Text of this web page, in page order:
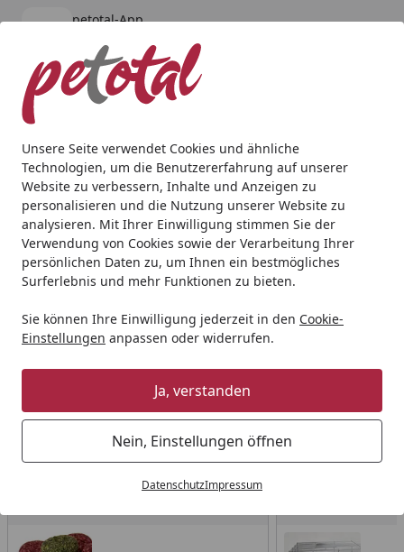
Unsere Seite verwendet Cookies und ähnliche
Technologien, um die Benutzererfahrung auf unserer
Website zu verbessern, Inhalte und Anzeigen zu
personalisieren und die Nutzung unserer Website zu
analysieren. Mit Ihrer Einwilligung stimmen Sie der
Verwendung von Cookies sowie der Verarbeitung Ihrer
persönlichen Daten zu, um Ihnen ein bestmögliches
Surferlebnis und mehr Funktionen zu bieten.
Sie können Ihre Einwilligung jederzeit in den Cookie-
Einstellungen anpassen oder widerrufen.
Ja, verstanden
Nein, Einstellungen öffnen
DatenschutzImpressum
petotal-App
kostenlos - Im App Store
Alle Produkte
Mein Konto
Suchen
Kleintier
Startseite
Kleintier
Wählen Sie Ihre Wunschkategorie